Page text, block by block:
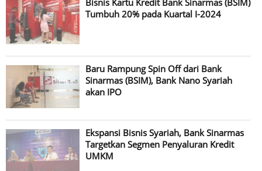
Tumbuh 20% pada Kuartal I-2024
Baru Rampung Spin Off dari Bank
Sinarmas (BSIM), Bank Nano Syariah
akan IPO
Ekspansi Bisnis Syariah, Bank Sinarmas
Targetkan Segmen Penyaluran Kredit
UMKM